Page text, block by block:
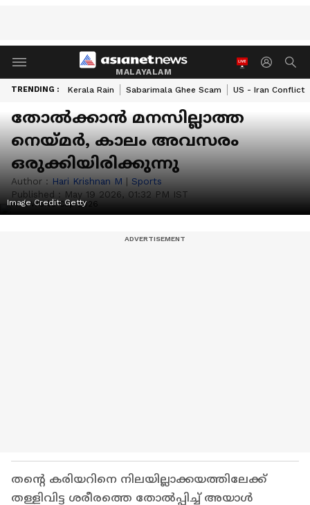
MALAYALAM
TRENDING : Kerala Rain Sabarimala Ghee Scam US - Iran Conflict
തോല്‍ക്കാൻ മനസില്ലാത്ത
നെയ്മർ, കാലം അവസരം
ഒരുക്കിയിരിക്കുന്നു
Author : Hari Krishnan M | Sports
Published : May 19 2026, 01:32 PM IST
Image Credit:Getty
തന്റെ കരിയറിനെ നിലയില്ലാക്കയത്തിലേക്ക്
തള്ളിവിട്ട ശരീരത്തെ തോല്‍പ്പിച്ച് അയാള്‍